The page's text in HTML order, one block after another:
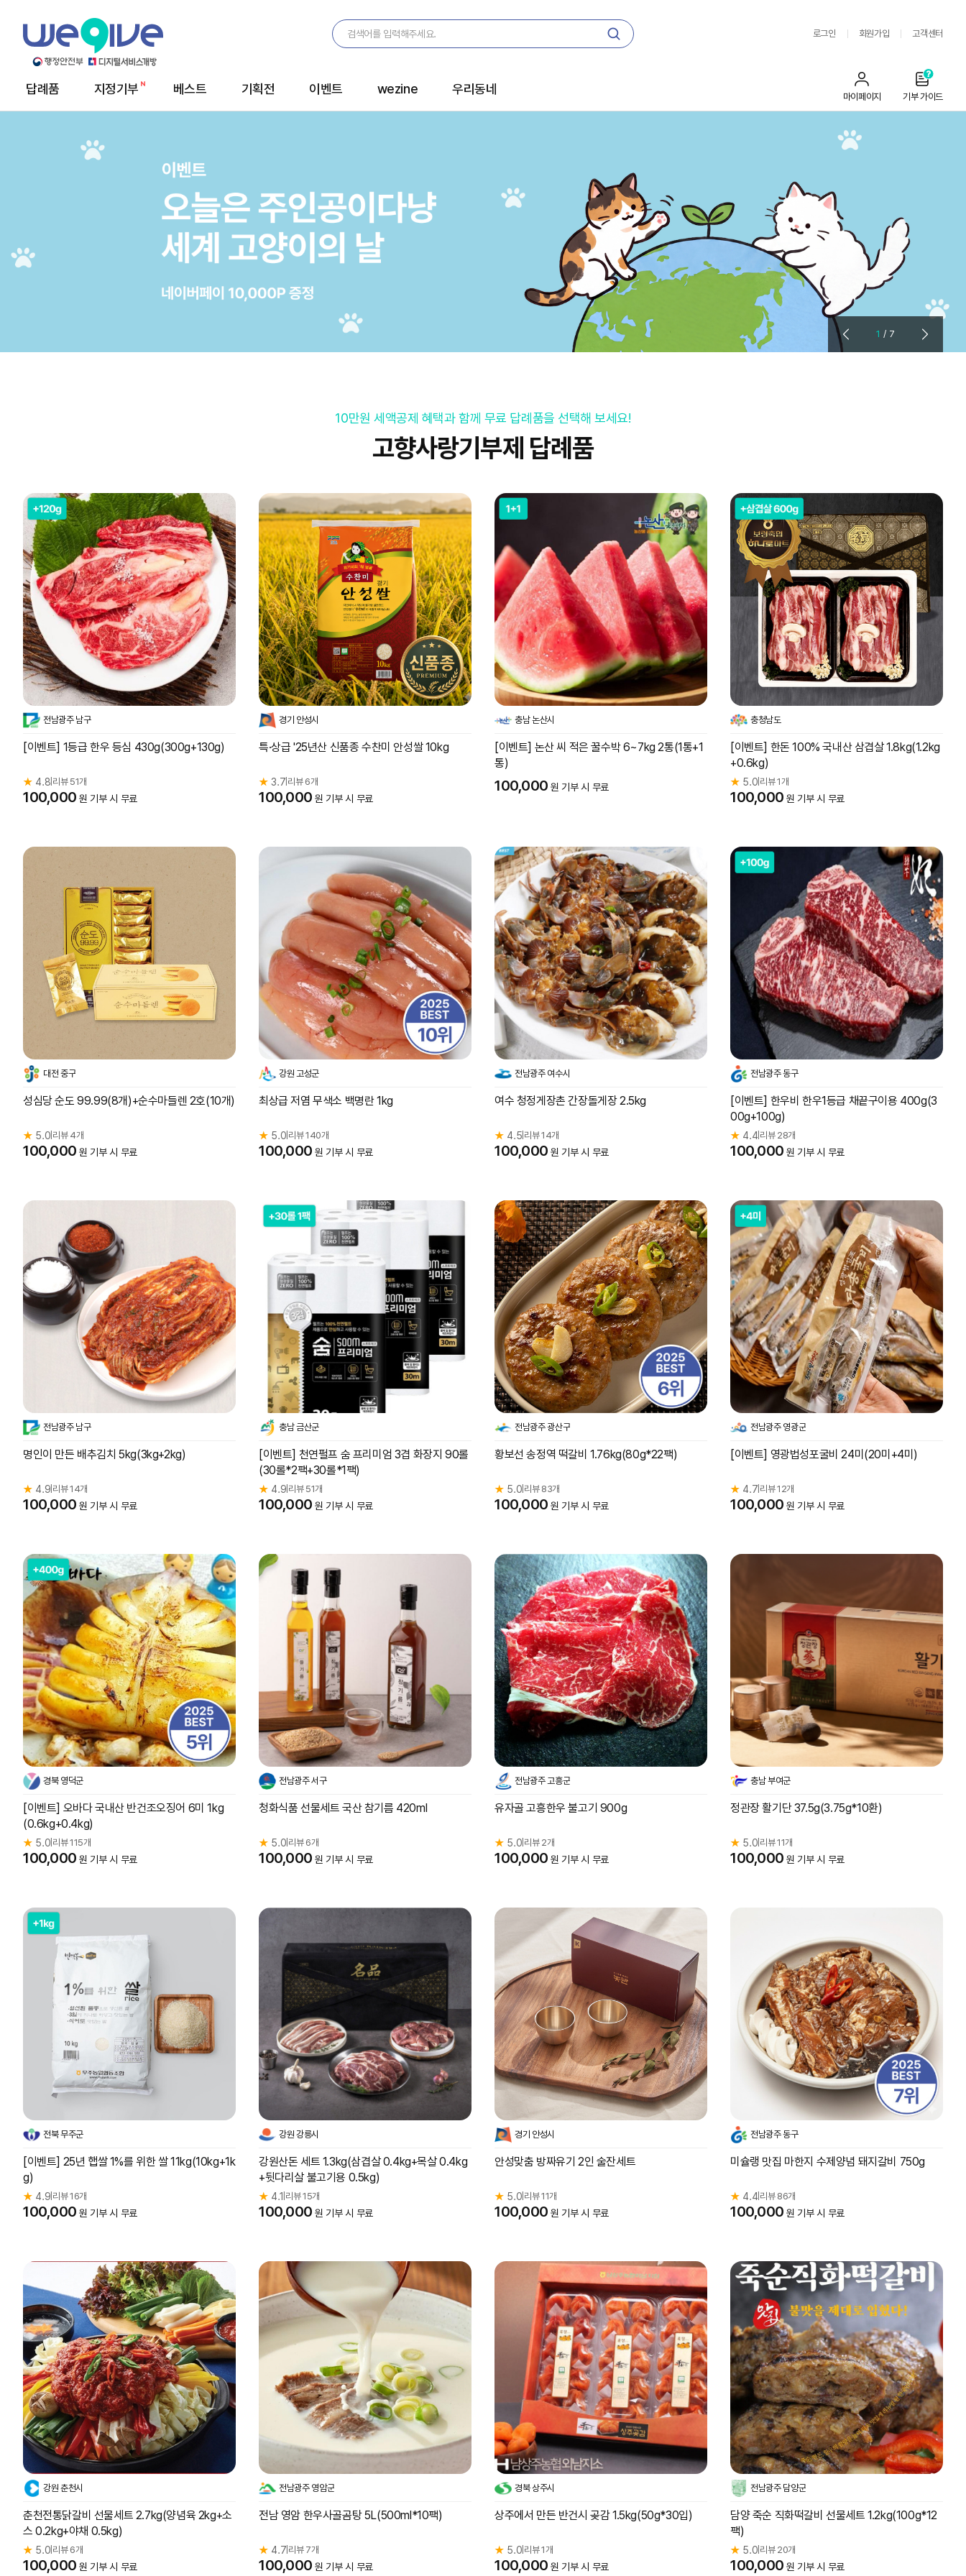
로그인 회원가입 고객센터
메
답례품 지정기부 베스트 기획전 이벤트 wezine 우리동네
마이페이지 기부 가이드
1 / 7
10만원 세액공제 혜택과 함께 무료 답례품을 선택해 보세요!
고향사랑기부제 답례품
전남광주 남구
[이벤트] 1등급 한우 등심 430g(300g+130g)
★ 4.8 리뷰 51개
100,000 원 기부 시 무료
경기 안성시
특·상급 '25년산 신품종 수찬미 안성쌀 10kg
★ 3.7 리뷰 6개
100,000 원 기부 시 무료
충남 논산시
[이벤트] 논산 씨 적은 꿀수박 6~7kg 2통(1통+1
통)
100,000 원 기부 시 무료
충청남도
[이벤트] 한돈 100% 국내산 삼겹살 1.8kg(1.2kg
+0.6kg)
★ 5.0 리뷰 1개
100,000 원 기부 시 무료
대전 중구
성심당 순도 99.99(8개)+순수마들렌 2호(10개)
★ 5.0 리뷰 4개
100,000 원 기부 시 무료
강원 고성군
최상급 저염 무색소 백명란 1kg
★ 5.0 리뷰 140개
100,000 원 기부 시 무료
전남광주 여수시
여수 청정게장촌 간장돌게장 2.5kg
★ 4.5 리뷰 14개
100,000 원 기부 시 무료
전남광주 동구
[이벤트] 한우비 한우1등급 채끝구이용 400g(3
00g+100g)
★ 4.4 리뷰 28개
100,000 원 기부 시 무료
전남광주 남구
명인이 만든 배추김치 5kg(3kg+2kg)
★ 4.9 리뷰 14개
100,000 원 기부 시 무료
충남 금산군
[이벤트] 천연펄프 숨 프리미엄 3겹 화장지 90롤
(30롤*2팩+30롤*1팩)
★ 4.9 리뷰 51개
100,000 원 기부 시 무료
전남광주 광산구
황보선 송정역 떡갈비 1.76kg(80g*22팩)
★ 5.0 리뷰 83개
100,000 원 기부 시 무료
전남광주 영광군
[이벤트] 영광법성포굴비 24미(20미+4미)
★ 4.7 리뷰 12개
100,000 원 기부 시 무료
경북 영덕군
[이벤트] 오바다 국내산 반건조오징어 6미 1kg
(0.6kg+0.4kg)
★ 5.0 리뷰 115개
100,000 원 기부 시 무료
전남광주 서구
청화식품 선물세트 국산 참기름 420ml
★ 5.0 리뷰 6개
100,000 원 기부 시 무료
전남광주 고흥군
유자골 고흥한우 불고기 900g
★ 5.0 리뷰 2개
100,000 원 기부 시 무료
충남 부여군
정관장 활기단 37.5g(3.75g*10환)
★ 5.0 리뷰 11개
100,000 원 기부 시 무료
전북 무주군
[이벤트] 25년 햅쌀 1%를 위한 쌀 11kg(10kg+1k
g)
★ 4.9 리뷰 16개
100,000 원 기부 시 무료
강원 강릉시
강원산돈 세트 1.3kg(삼겹살 0.4kg+목살 0.4kg
+뒷다리살 불고기용 0.5kg)
★ 4.1 리뷰 15개
100,000 원 기부 시 무료
경기 안성시
안성맞춤 방짜유기 2인 술잔세트
★ 5.0 리뷰 11개
100,000 원 기부 시 무료
전남광주 동구
미슐랭 맛집 마한지 수제양념 돼지갈비 750g
★ 4.4 리뷰 86개
100,000 원 기부 시 무료
강원 춘천시
춘천전통닭갈비 선물세트 2.7kg(양념육 2kg+소
스 0.2kg+야채 0.5kg)
★ 5.0 리뷰 6개
100,000 원 기부 시 무료
전남광주 영암군
전남 영암 한우사골곰탕 5L(500ml*10팩)
★ 4.7 리뷰 7개
100,000 원 기부 시 무료
경북 상주시
상주에서 만든 반건시 곶감 1.5kg(50g*30입)
★ 5.0 리뷰 1개
100,000 원 기부 시 무료
전남광주 담양군
담양 죽순 직화떡갈비 선물세트 1.2kg(100g*12
팩)
★ 5.0 리뷰 20개
100,000 원 기부 시 무료